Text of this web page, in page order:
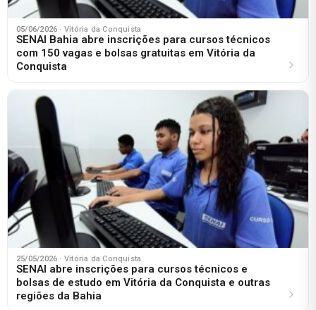
05/06/2026 · Vitória da Conquista
SENAI Bahia abre inscrições para cursos técnicos
com 150 vagas e bolsas gratuitas em Vitória da
Conquista
25/05/2026 · Vitória da Conquista
SENAI abre inscrições para cursos técnicos e
bolsas de estudo em Vitória da Conquista e outras
regiões da Bahia